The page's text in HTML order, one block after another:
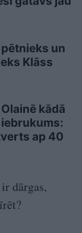
un
Klāss
kādā
ap 40
dārgas,